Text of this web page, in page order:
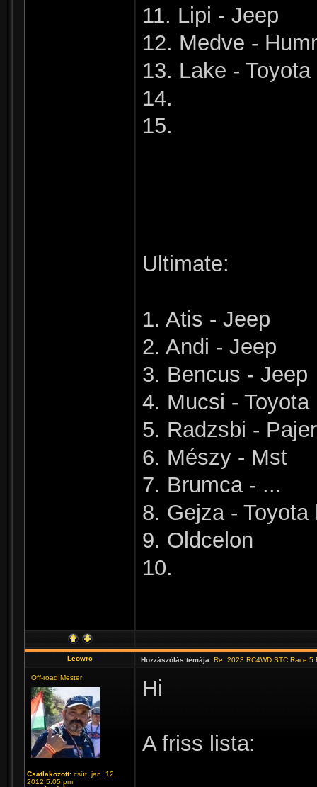
11. Lipi - Jeep
12. Medve -
13. Lake - Toyota
14.
15.
Ultimate:
1. Atis - Jeep
2. Andi - Jeep
3. Bencus - Jeep
4. Mucsi - Toyota
5. Radzsbi -
6. Mészy - Mst
7. Brumca - ...
8. Gejza - Toyota
9. Oldcelon
10.
Leowrc Hozzászólás témája: Re: 2023 RC4WD STC Race 5
Off-road Mester
Csatlakozott: csüt. jan. 12,
2012 5:05 pm
Hi
A friss lista: